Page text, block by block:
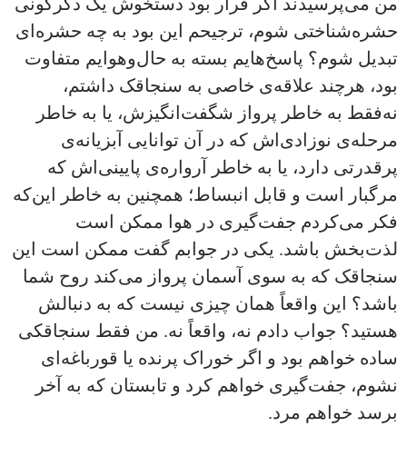
حشره‌شناختی شوم، ترجیحم این بود به چه حشره‌ای
تبدیل شوم؟ پاسخ‌هایم بسته به حال‌و‌هوایم متفاوت
بود، هرچند علاقه‌ی خاصی به سنجاقک داشتم،
نه‌فقط به خاطر پرواز شگفت‌انگیزش، یا به خاطر
مرحله‌‌‌ی نوزادی‌اش که در آن توانایی آبزیانه‌ی
پرقدرتی دارد، یا به خاطر آرواره‌ی پایینی‌اش که
مرگبار است و قابل انبساط؛ همچنین به خاطر این‌که
فکر می‌کردم جفت‌گیری در هوا ممکن است
لذت‌بخش باشد. یکی در جوابم گفت ممکن است این
سنجاقک که به سوی آسمان پرواز می‌کند روح شما
باشد؟ این واقعاً همان چیزی نیست که به دنبالش
هستید؟ جواب دادم نه، واقعاً نه. من فقط سنجاقکی
ساده خواهم بود و اگر خوراک پرنده یا قورباغه‌ای
نشوم، جفت‌گیری خواهم کرد و تابستان که به آخر
برسد خواهم مرد.